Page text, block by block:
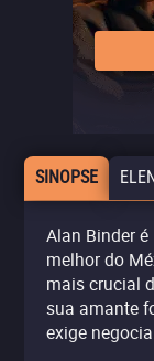
SINOPSE
Alan Binder
melhor do
mais crucial
sua amante
exige